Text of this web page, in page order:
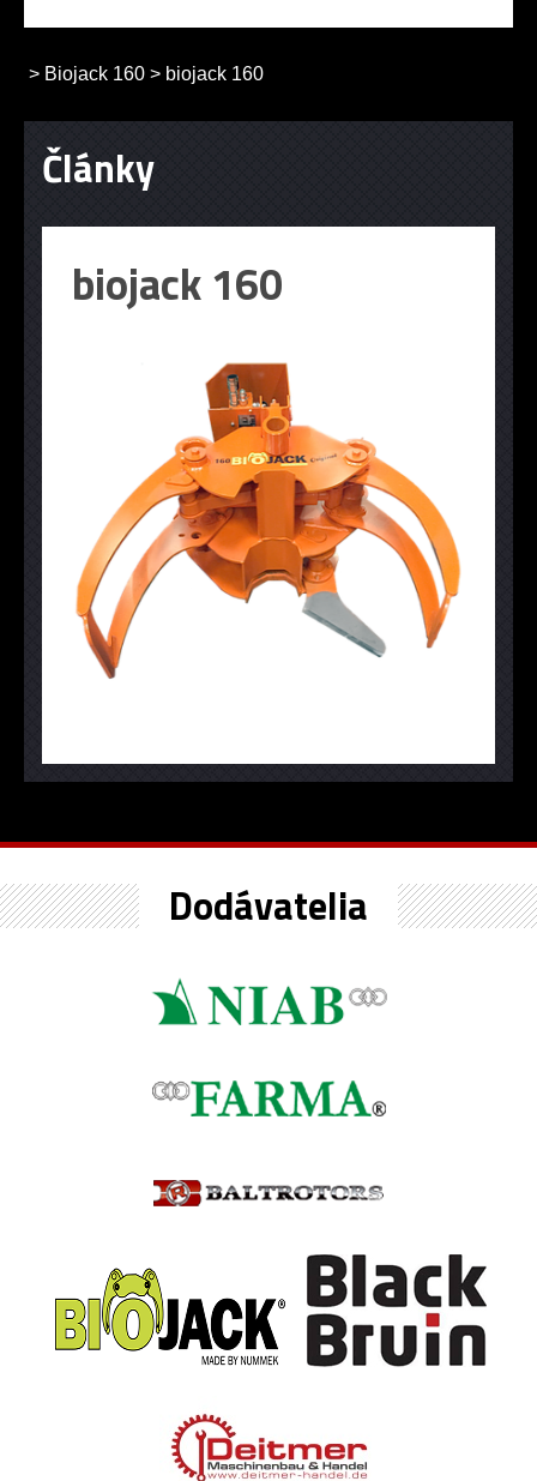
> Biojack 160 > biojack 160
Články
biojack 160
Dodávatelia